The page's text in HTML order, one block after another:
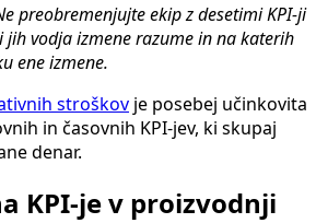
preobremenjujte ekip z desetimi KPI-ji
vodja izmene razume in na katerih
ene izmene.
stroškov je posebej učinkovita
in časovnih KPI-jev, ki skupaj
denar.
KPI-je v proizvodnji